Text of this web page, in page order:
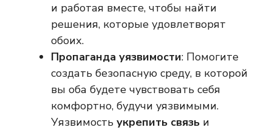
и работая вместе, чтобы найти
решения, которые удовлетворят
обоих.
Пропаганда уязвимости: Помогите
создать безопасную среду, в которой
вы оба будете чувствовать себя
комфортно, будучи уязвимыми.
Уязвимость укрепить связь и